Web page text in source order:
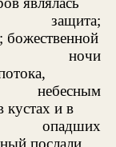
защита;
божественной
ночи
небесным
кустах и в
опадших